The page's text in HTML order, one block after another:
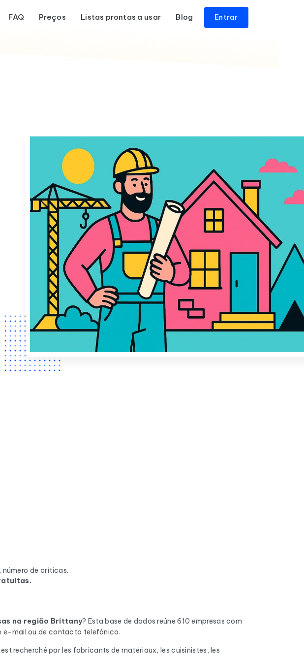
FAQ Preços Listas prontas a usar Blog Entrar
de críticas.
na região Brittany? Esta base de dados reúne 610 empresas com
e-mail ou de contacto telefónico.
recherché par les fabricants de matériaux, les cuisinistes, les